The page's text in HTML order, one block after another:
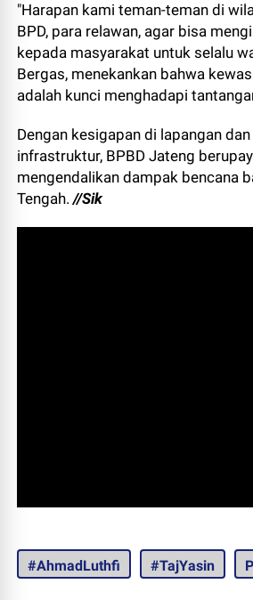
"Harapan kami teman-teman di
BPD, para relawan, agar bisa
kepada masyarakat untuk selalu
Bergas, menekankan bahwa
adalah kunci menghadapi
Dengan kesigapan di lapangan
infrastruktur, BPBD Jateng
mengendalikan dampak bencana
Tengah.//Sik
#AhmadLuthfi #TajYasin